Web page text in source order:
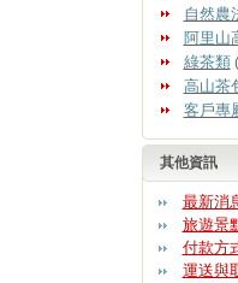
自然農
阿里山
綠茶類
高山茶
客戶專
其他資訊
最新消
旅遊景
付款方
運送與